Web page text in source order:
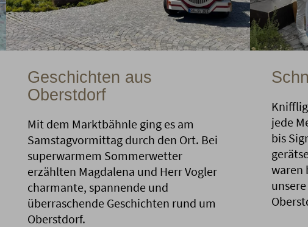
Geschichten aus
Oberstdorf
Mit dem Marktbähnle ging es am
Samstagvormittag durch den Ort. Bei
superwarmem Sommerwetter
erzählten Magdalena und Herr Vogler
charmante, spannende und
überraschende Geschichten rund um
Oberstdorf.
jede
bis
waren